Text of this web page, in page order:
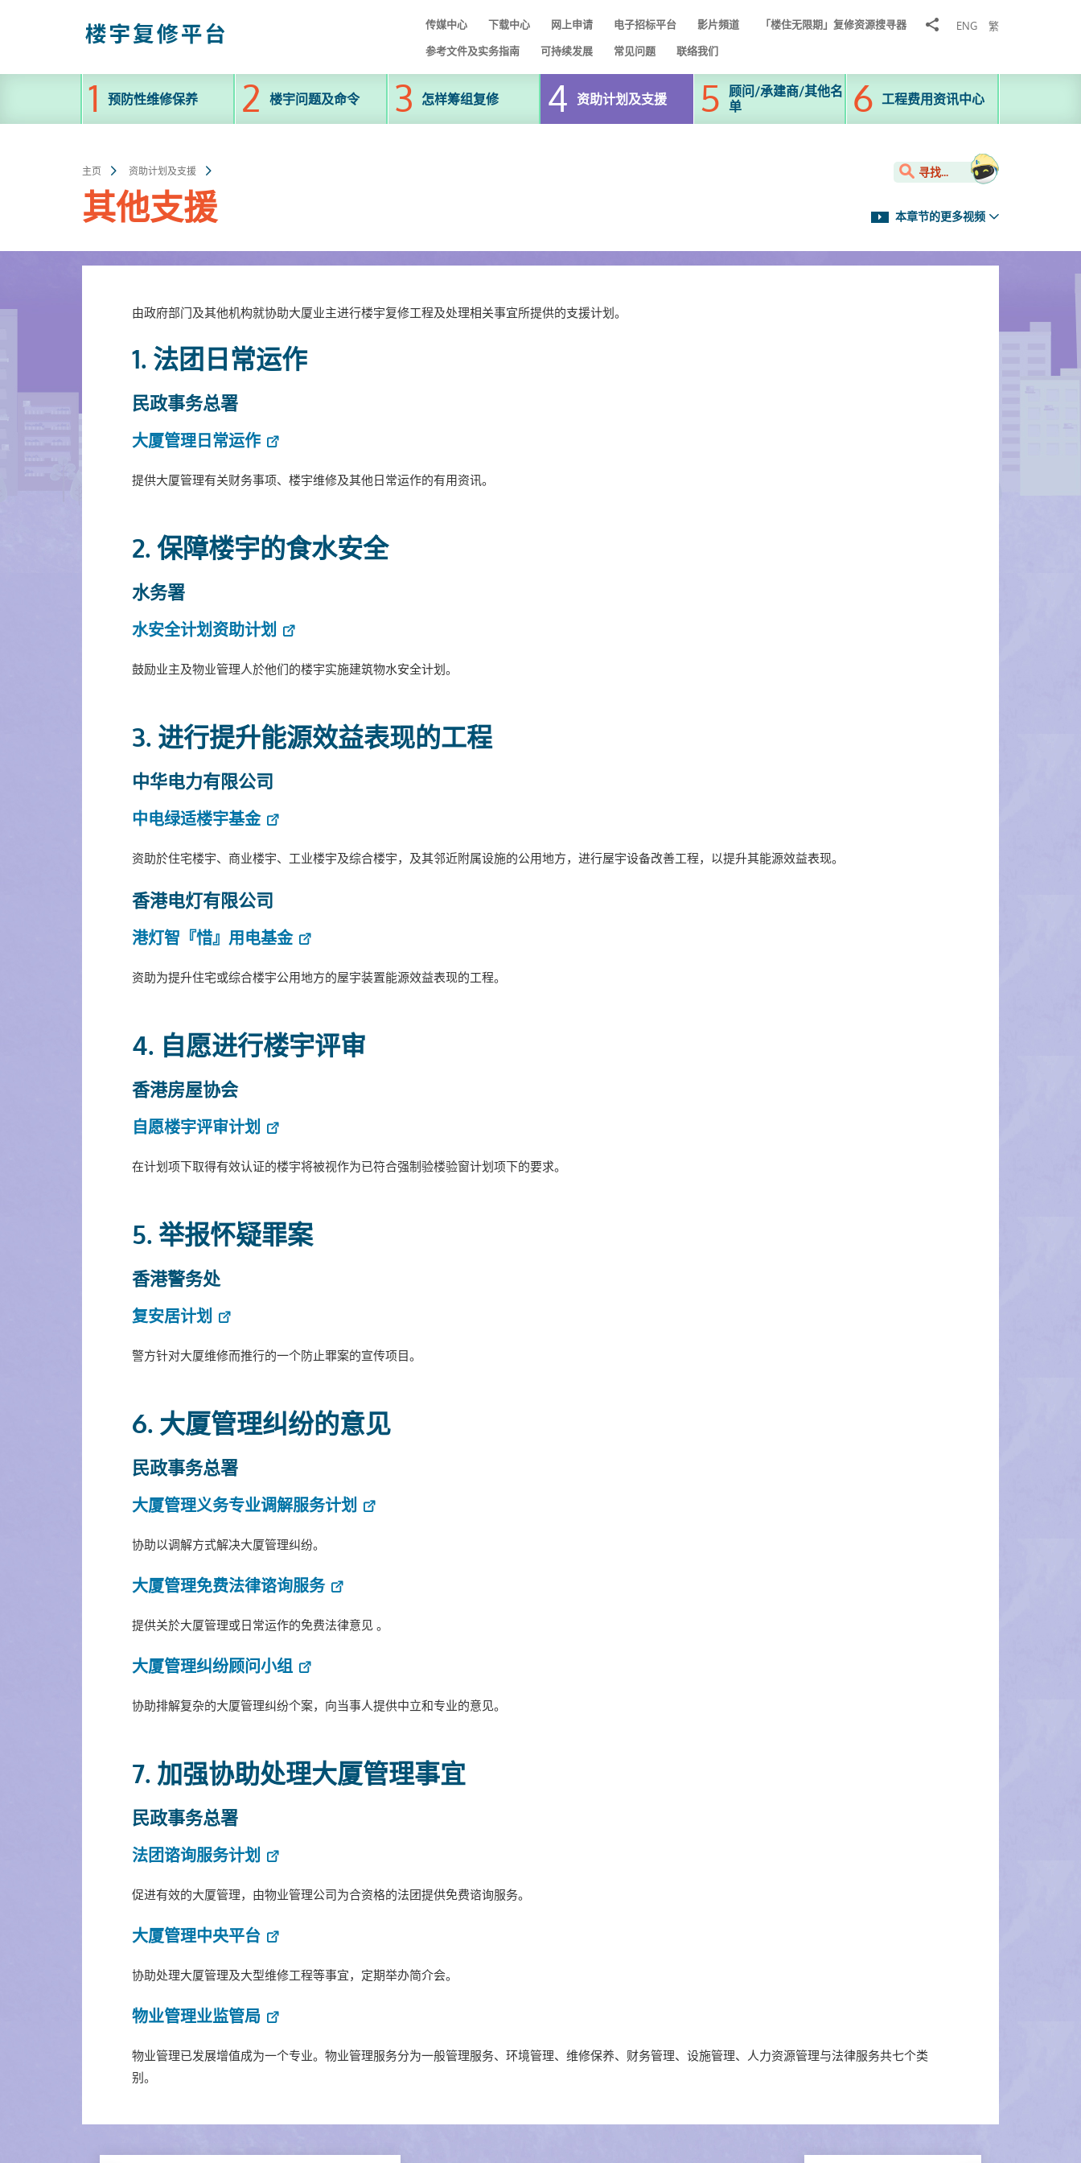
容
传媒中心 下载中心 网上申请 电子招标平台 影片頻道 「楼住无限期」复修资源搜寻器
分
ENG 繁
参考文件及实务指南 可持续发展 常见问题 联络我们
预防性维修保养 楼宇问题及命令 怎样筹组复修 资助计划及支援
顾问/承建商/其他名
单
工程费用资讯中心
主页 资助计划及支援
其他支援
寻找...
本章节的更多视频
由政府部门及其他机构就协助大厦业主进行楼宇复修工程及处理相关事宜所提供的支援计划。
1. 法团日常运作
民政事务总署
大厦管理日常运作
提供大厦管理有关财务事项、楼宇维修及其他日常运作的有用资讯。
2. 保障楼宇的食水安全
水务署
水安全计划资助计划
鼓励业主及物业管理人於他们的楼宇实施建筑物水安全计划。
3. 进行提升能源效益表现的工程
中华电力有限公司
中电绿适楼宇基金
资助於住宅楼宇、商业楼宇、工业楼宇及综合楼宇，及其邻近附属设施的公用地方，进行屋宇设备改善工程，以提升其能源效益表现。
香港电灯有限公司
港灯智『惜』用电基金
资助为提升住宅或综合楼宇公用地方的屋宇装置能源效益表现的工程。
4. 自愿进行楼宇评审
香港房屋协会
自愿楼宇评审计划
在计划项下取得有效认证的楼宇将被视作为已符合强制验楼验窗计划项下的要求。
5. 举报怀疑罪案
香港警务处
复安居计划
警方针对大厦维修而推行的一个防止罪案的宣传项目。
6. 大厦管理纠纷的意见
民政事务总署
大厦管理义务专业调解服务计划
协助以调解方式解决大厦管理纠纷。
大厦管理免费法律谘询服务
提供关於大厦管理或日常运作的免费法律意见 。
大厦管理纠纷顾问小组
协助排解复杂的大厦管理纠纷个案，向当事人提供中立和专业的意见。
7. 加强协助处理大厦管理事宜
民政事务总署
法团谘询服务计划
促进有效的大厦管理，由物业管理公司为合资格的法团提供免费谘询服务。
大厦管理中央平台
协助处理大厦管理及大型维修工程等事宜，定期举办简介会。
物业管理业监管局
物业管理已发展增值成为一个专业。物业管理服务分为一般管理服务、环境管理、维修保养、财务管理、设施管理、人力资源管理与法律服务共七个类
别。